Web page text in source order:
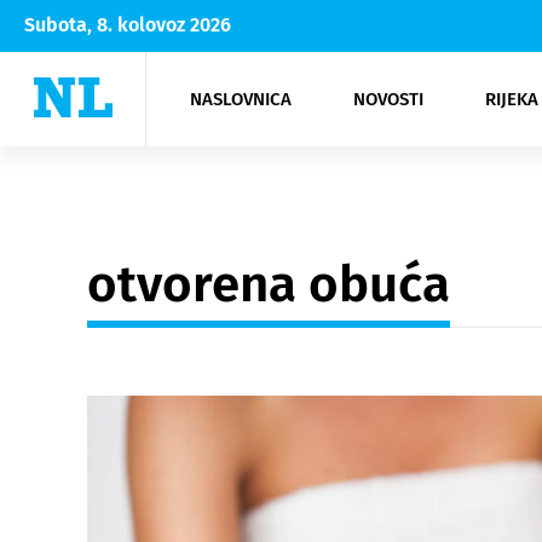
Subota, 8. kolovoz 2026
NASLOVNICA NOVOSTI
Rijeka Opatija
NK
Moda
Kultura
otvorena obuća